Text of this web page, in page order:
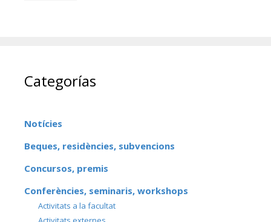
Categorías
Notícies
Beques, residències, subvencions
Concursos, premis
Conferències, seminaris, workshops
Activitats a la facultat